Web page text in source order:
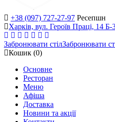
+38 (097) 727-27-97 Ресепшн
Харків, вул. Героїв Праці, 14 Б-
Забронювати стілЗабронювати
Кошик (0)
Основне
Ресторан
Меню
Афіша
Доставка
Новини та акції